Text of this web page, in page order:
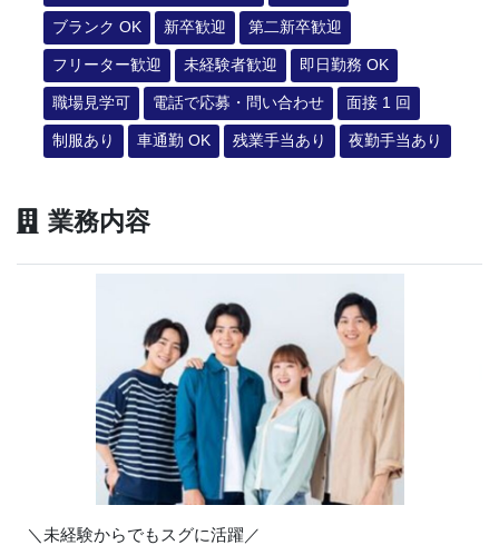
ブランク OK 新卒歓迎 第二新卒歓迎
フリーター歓迎 未経験者歓迎 即日勤務 OK
職場見学可 電話で応募・問い合わせ 面接 1 回
制服あり 車通勤 OK 残業手当あり 夜勤手当あり
業務内容
＼未経験からでもスグに活躍／